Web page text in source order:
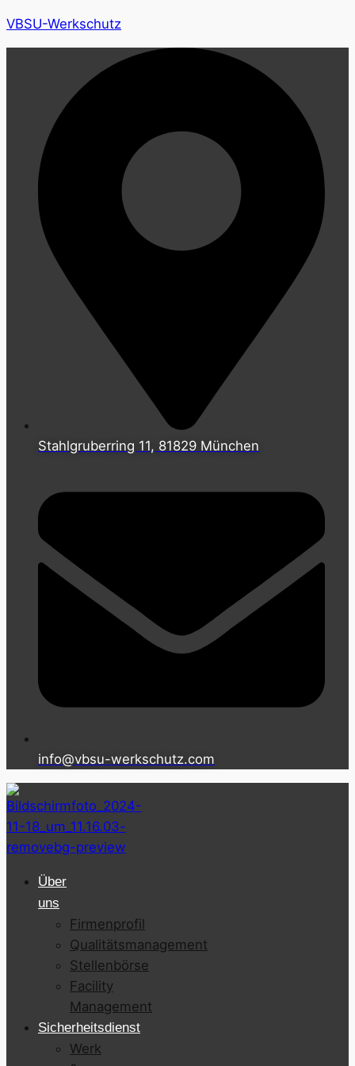
VBSU-Werkschutz
Stahlgruberring 11, 81829 München
info@vbsu-werkschutz.com
Über
uns
Firmenprofil
Qualitätsmanagement
Stellenbörse
Facility
Management
Sicherheitsdienst
Werk